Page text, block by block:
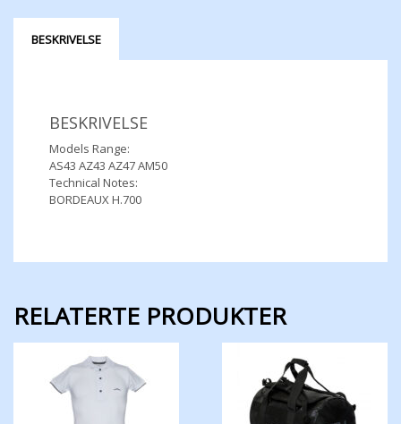
BESKRIVELSE
BESKRIVELSE
Models Range:
AS43 AZ43 AZ47 AM50
Technical Notes:
BORDEAUX H.700
RELATERTE PRODUKTER